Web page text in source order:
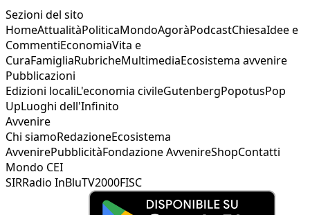
Sezioni del sito
HomeAttualitàPoliticaMondoAgoràPodcastChiesaIdee e
CommentiEconomiaVita e
CuraFamigliaRubricheMultimediaEcosistema avvenire
Pubblicazioni
Edizioni localiL'economia civileGutenbergPopotusPop
UpLuoghi dell'Infinito
Avvenire
Chi siamoRedazioneEcosistema
AvvenirePubblicitàFondazione AvvenireShopContatti
Mondo CEI
SIRRadio InBluTV2000FISC